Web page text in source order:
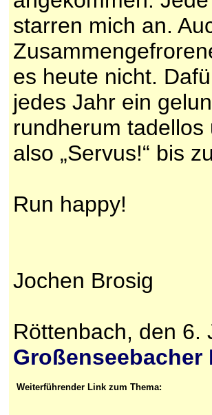
starren mich an.
es heute nicht.
jedes Jahr ein
rundherum
also „Servus!“ bis
Run happy!
Jochen Brosig
Röttenbach, den 6.
Großenseebacher
Weiterführender Link zum Thema: